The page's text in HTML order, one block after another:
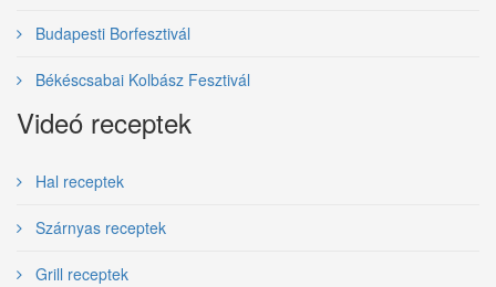
Budapesti Borfesztivál
Békéscsabai Kolbász Fesztivál
Videó receptek
Hal receptek
Szárnyas receptek
Grill receptek